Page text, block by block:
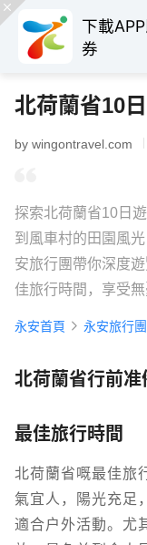
下載
券
北荷蘭省10
by wingontravel.com
探索北荷蘭省10日
到風車村的田園風
安旅行團帶你深度
佳旅行時間，享受無
永安首頁 永安旅行團
北荷蘭省行前准
最佳旅行時間
北荷蘭省嘅最佳旅
氣宜人，陽光充足
適合戶外活動。尤